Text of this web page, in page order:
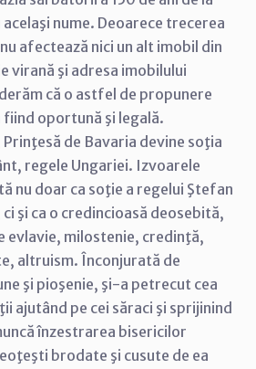
nume. Deoarece trecerea
afectează nici un alt imobil din
virană şi adresa imobilului
că o astfel de propunere
oportună şi legală.
Prinţesă de Bavaria devine soţia
regele Ungariei. Izvoarele
nu doar ca soţie a regelui Ştefan
şi ca o credincioasă deosebită,
evlavie, milostenie, credinţă,
altruism. Înconjurată de
şi pioşenie, şi-a petrecut cea
ajutând pe cei săraci şi sprijinind
înzestrarea bisericilor
brodate şi cusute de ea